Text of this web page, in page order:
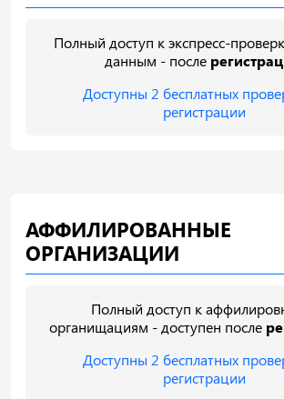
Полный доступ к экспресс-
данным - после
Доступны 2 бесплатных
регистрации
АФФИЛИРОВАННЫЕ
ОРГАНИЗАЦИИ
Полный доступ к
органищациям - доступен после
Доступны 2 бесплатных
регистрации